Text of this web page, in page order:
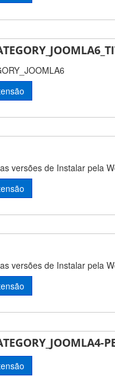
versões de Instalar pela
versões de Instalar pela